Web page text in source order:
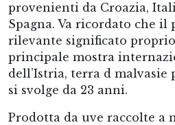
provenienti da Croazia,
Spagna. Va ricordato che il
rilevante significato
principale mostra
dell’Istria, terra d malvasie
si svolge da 23 anni.
Prodotta da uve raccolte a